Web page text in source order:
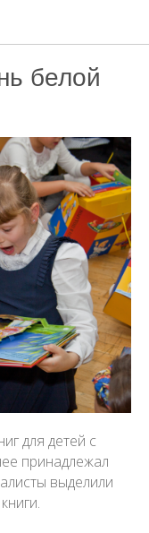
белой
для детей с
принадлежал
выделили